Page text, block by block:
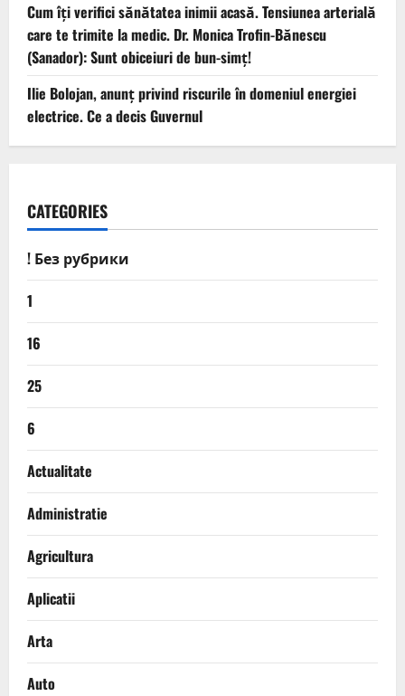
Cum îți verifici sănătatea inimii acasă. Tensiunea arterială
care te trimite la medic. Dr. Monica Trofin-Bănescu
(Sanador): Sunt obiceiuri de bun-simț!
Ilie Bolojan, anunț privind riscurile în domeniul energiei
electrice. Ce a decis Guvernul
CATEGORIES
! Без рубрики
1
16
25
6
Actualitate
Administratie
Agricultura
Aplicatii
Arta
Auto